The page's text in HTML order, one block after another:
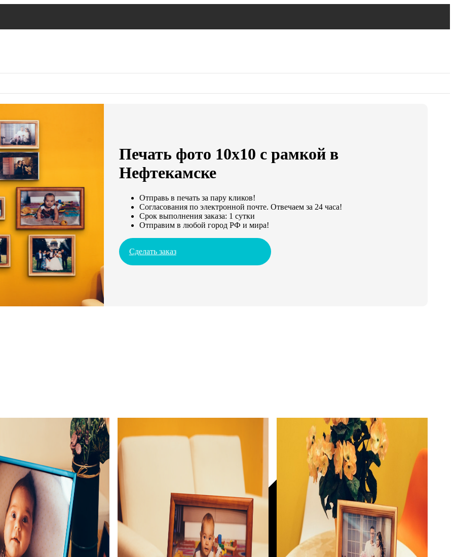
Печать фото 10х10 с рамкой в
Нефтекамске
Отправь в печать за пару кликов!
Согласования по электронной почте. Отвечаем за 24 часа!
Срок выполнения заказа: 1 сутки
Отправим в любой город РФ и мира!
Сделать заказ